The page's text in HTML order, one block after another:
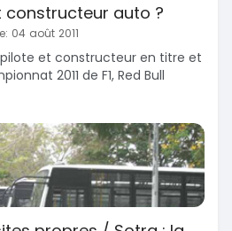
constructeur auto ?
04 août 2011
et constructeur en titre et
2011 de F1, Red Bull